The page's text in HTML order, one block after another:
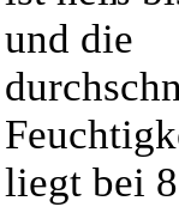
und die
liegt bei